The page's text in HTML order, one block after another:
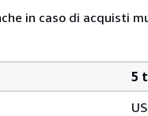
in caso di acquisti
5